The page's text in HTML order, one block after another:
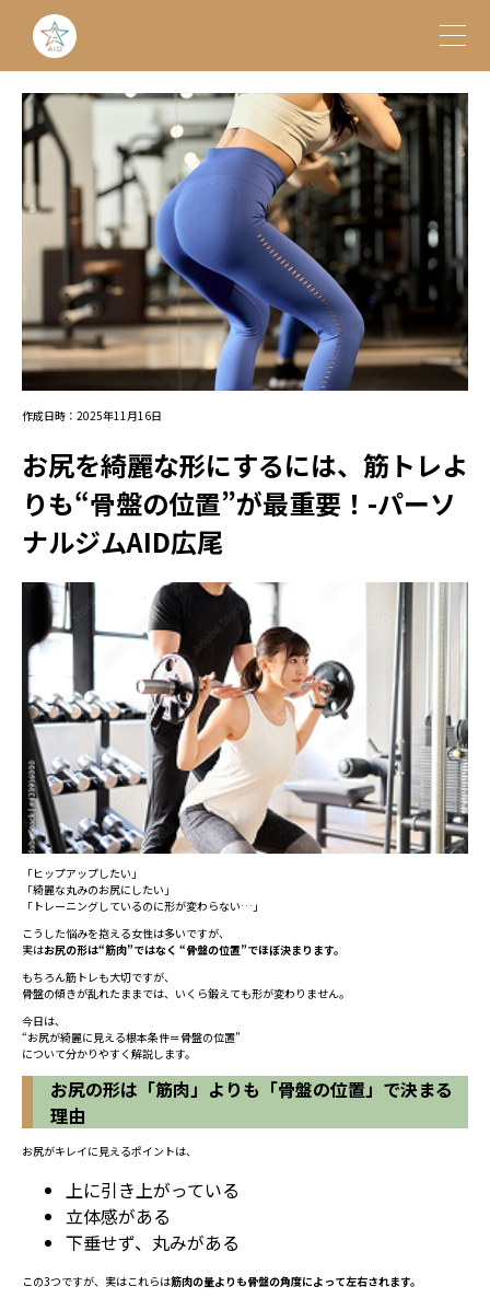
作成日時：2025年11月16日
お尻を綺麗な形にするには、筋トレよ
りも“骨盤の位置”が最重要！-パーソ
ナルジムAID広尾
「ヒップアップしたい」
「綺麗な丸みのお尻にしたい」
「トレーニングしているのに形が変わらない…」
こうした悩みを抱える女性は多いですが、
実はお尻の形は“筋肉”ではなく “骨盤の位置”でほぼ決まります。
もちろん筋トレも大切ですが、
骨盤の傾きが乱れたままでは、いくら鍛えても形が変わりません。
今日は、
“お尻が綺麗に見える根本条件＝骨盤の位置”
について分かりやすく解説します。
お尻の形は「筋肉」よりも「骨盤の位置」で決まる
理由
お尻がキレイに見えるポイントは、
上に引き上がっている
立体感がある
下垂せず、丸みがある
この3つですが、実はこれらは筋肉の量よりも骨盤の角度によって左右されます。